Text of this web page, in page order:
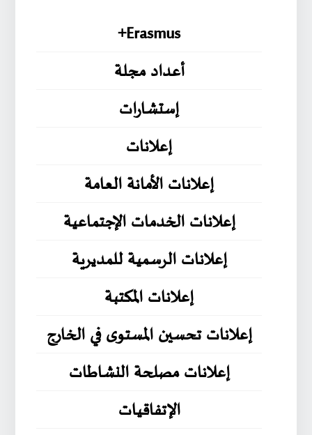
Erasmus+
أعداد مجلة
إستشارات
إعلانات
إعلانات الأمانة العامة
إعلانات الخدمات الإجتماعية
إعلانات الرسمية للمديرية
إعلانات المكتبة
إعلانات تحسين المستوى في الخارج
إعلانات مصلحة النشاطات
الإتفاقيات